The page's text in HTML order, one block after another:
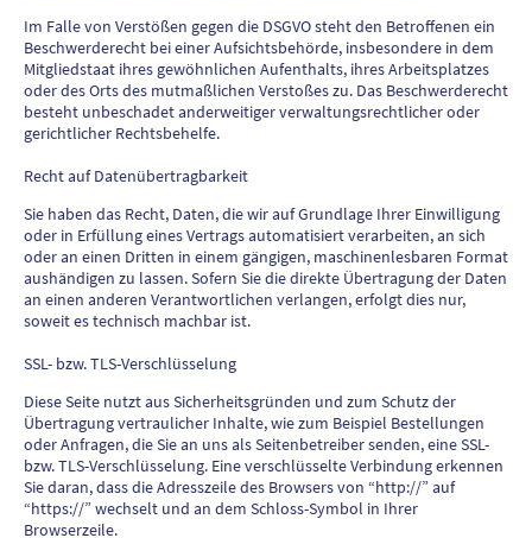
Im Falle von Verstößen gegen die DSGVO steht den Betroffenen ein
Beschwerderecht bei einer Aufsichtsbehörde, insbesondere in dem
Mitgliedstaat ihres gewöhnlichen Aufenthalts, ihres Arbeitsplatzes
oder des Orts des mutmaßlichen Verstoßes zu. Das Beschwerderecht
besteht unbeschadet anderweitiger verwaltungsrechtlicher oder
gerichtlicher Rechtsbehelfe.
Recht auf Datenübertragbarkeit
Sie haben das Recht, Daten, die wir auf Grundlage Ihrer Einwilligung
oder in Erfüllung eines Vertrags automatisiert verarbeiten, an sich
oder an einen Dritten in einem gängigen, maschinenlesbaren Format
aushändigen zu lassen. Sofern Sie die direkte Übertragung der Daten
an einen anderen Verantwortlichen verlangen, erfolgt dies nur,
soweit es technisch machbar ist.
SSL- bzw. TLS-Verschlüsselung
Diese Seite nutzt aus Sicherheitsgründen und zum Schutz der
Übertragung vertraulicher Inhalte, wie zum Beispiel Bestellungen
oder Anfragen, die Sie an uns als Seitenbetreiber senden, eine SSL-
bzw. TLS-Verschlüsselung. Eine verschlüsselte Verbindung erkennen
Sie daran, dass die Adresszeile des Browsers von “http://” auf
“https://” wechselt und an dem Schloss-Symbol in Ihrer
Browserzeile.